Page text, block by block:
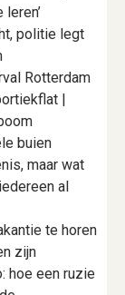
politie legt
Rotterdam
|
buien
maar wat
al
te horen
zijn
hoe een ruzie